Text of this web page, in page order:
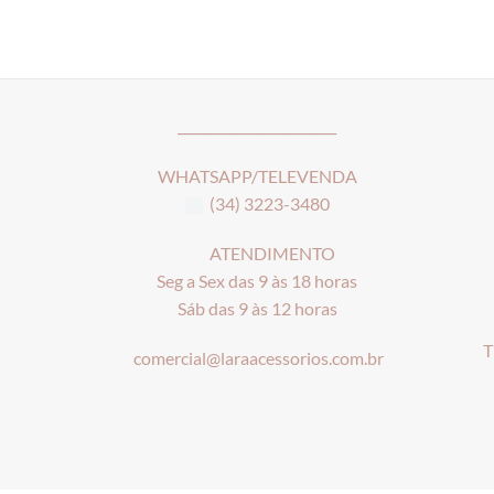
WHATSAPP/TELEVENDA
(34) 3223-3480
ATENDIMENTO
Seg a Sex das 9 às 18 horas
Sáb das 9 às 12 horas
comercial@laraacessorios.com.br T